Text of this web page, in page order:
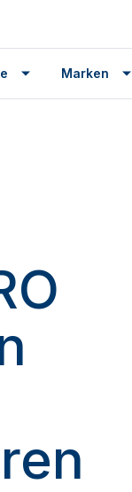
Marken